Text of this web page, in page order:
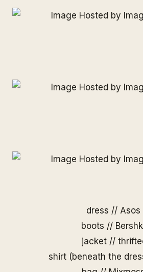
dress // Asos
boots //
jacket //
shirt (beneath the